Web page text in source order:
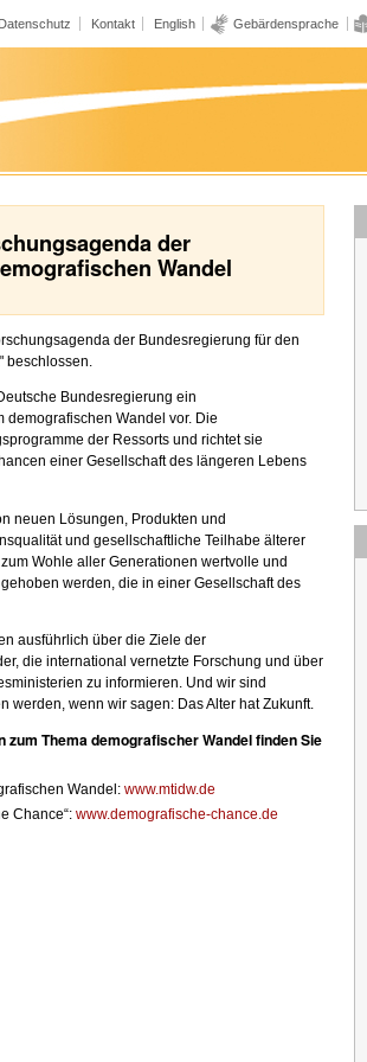
Datenschutz Kontakt English Gebärdensprache
der
Wandel
der Bundesregierung für den
beschlossen.
Bundesregierung ein
Wandel vor. Die
der Ressorts und richtet sie
einer Gesellschaft des längeren Lebens
neuen Lösungen, Produkten und
und gesellschaftliche Teilhabe älterer
Wohle aller Generationen wertvolle und
werden, die in einer Gesellschaft des
ausführlich über die Ziele der
die international vernetzte Forschung und über
zu informieren. Und wir sind
werden, wenn wir sagen: Das Alter hat Zukunft.
Thema demografischer Wandel finden Sie
Wandel: www.mtidw.de
Chance“: www.demografische-chance.de